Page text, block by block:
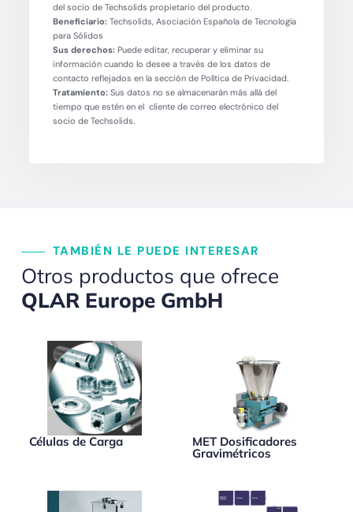
del socio de Techsolids propietario del producto.
Beneficiario:Techsolids, Asociación Española de Tecnología
para Sólidos
Sus derechos:Puede editar, recuperar y eliminar su
información cuando lo desee a través de los datos de
contacto reflejados en la sección de Política de Privacidad.
Tratamiento:Sus datos no se almacenarán más allá del
tiempo que estén en el cliente de correo electrónico del
socio de Techsolids.
TAMBIÉN LE PUEDE INTERESAR
Otros productos que ofrece
QLAR Europe GmbH
Células de Carga MET Dosificadores
Gravimétricos